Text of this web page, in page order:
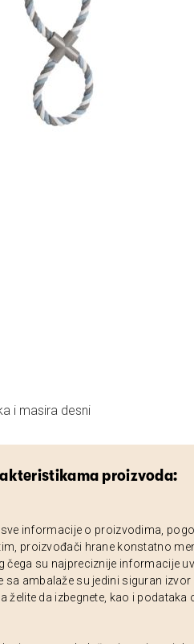
i masira desni
proizvoda:
informacije o proizvodima,
proizvođači hrane konstatno
čega su najpreciznije informacije
ambalaže su jedini siguran izvor
da izbegnete, kao i podataka